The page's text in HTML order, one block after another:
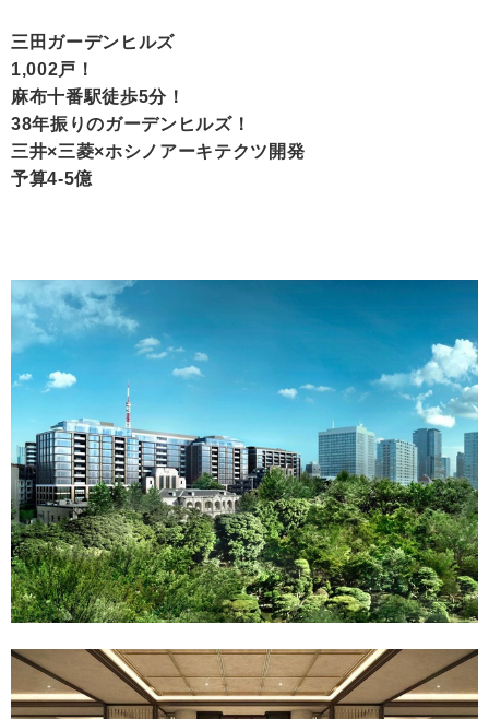
三田ガーデンヒルズ
1,002戸！
麻布十番駅徒歩5分！
38年振りのガーデンヒルズ！
三井×三菱×ホシノアーキテクツ開発
予算4-5億